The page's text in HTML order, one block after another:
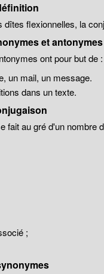
dîtes flexionnelles, la
et antonymes
ont pour but de :
un mail, un message.
dans un texte.
fait au gré d'un nombre
;